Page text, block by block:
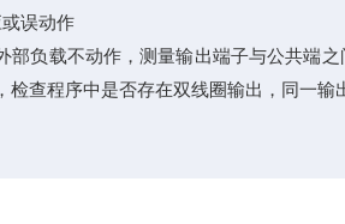
误动作
载不动作，测量输出端子与公共端之
检查程序中是否存在双线圈输出，同一